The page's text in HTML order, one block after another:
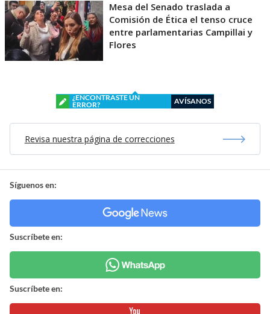
Mesa del Senado traslada a
Comisión de Ética el tenso cruce
entre parlamentarias Campillai y
Flores
¿ENCONTRASTE UN
ERROR?
AVÍSANOS
Revisa nuestra página de correcciones
Síguenos en:
Suscríbete en:
Suscríbete en: